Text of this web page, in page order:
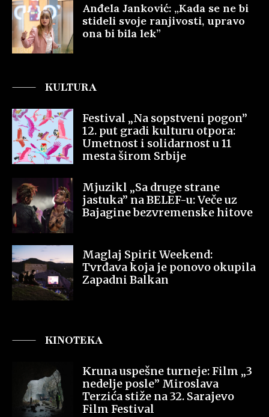
Anđela Janković: „Kada se ne bi
stideli svoje ranjivosti, upravo
ona bi bila lek”
KULTURA
Festival „Na sopstveni pogon”
12. put gradi kulturu otpora:
Umetnost i solidarnost u 11
mesta širom Srbije
Mjuzikl „Sa druge strane
jastuka” na BELEF-u: Veče uz
Bajagine bezvremenske hitove
Maglaj Spirit Weekend:
Tvrđava koja je ponovo okupila
Zapadni Balkan
KINOTEKA
Kruna uspešne turneje: Film „3
nedelje posle” Miroslava
Terzića stiže na 32. Sarajevo
Film Festival